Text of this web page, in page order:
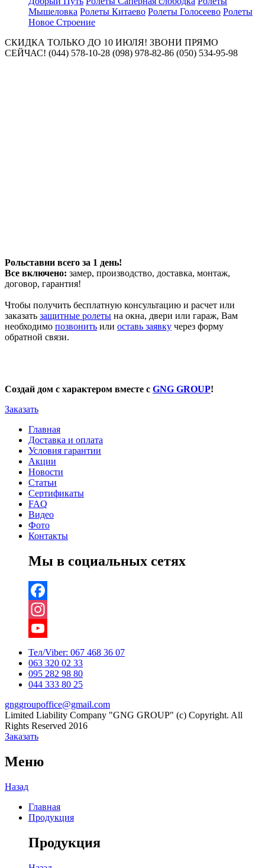
Мышеловка Ролеты Китаево Ролеты Голосеево Ролеты
Новое Строение
СКИДКА ТОЛЬКО ДО 10 ИЮЛЯ! ЗВОНИ ПРЯМО
СЕЙЧАС! (044) 578-10-28 (098) 978-82-86 (050) 534-95-98
Рольставни всего за 1 день!
Все включено: замер, производство, доставка, монтаж,
договор, гарантия!
Чтобы получить бесплатную консультацию и расчет или
заказать защитные ролеты на окна, двери или гараж, Вам
необходимо позвонить или оставь заявку через форму
обратной связи.
Создай дом с характером вместе с GNG GROUP!
Заказать
Главная
Доставка и оплата
Условия гарантии
Акции
Новости
Статьи
Сертификаты
FAQ
Видео
Фото
Контакты
Мы в социальных сетях
Facebook
Instagram
YouTube
Channel
Тел/Viber: 067 468 36 07
063 320 02 33
095 282 98 80
044 333 80 25
gnggroupoffice@gmail.com
Limited Liability Company "GNG GROUP" (c) Copyright. All
Rights Reserved 2016
Заказать
Меню
Назад
Главная
Продукция
Продукция